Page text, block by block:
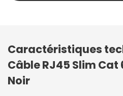
Caractéristiques
Câble RJ45 Slim Cat
Noir